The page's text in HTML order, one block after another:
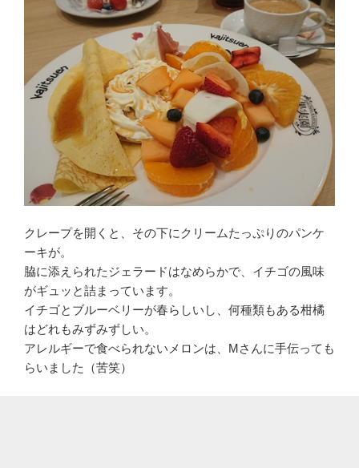
クレープを開くと、その下にクリームたっぷりのパンケ
ーキが。
脇に添えられたジェラードはなめらかで、イチゴの風味
がギュッと詰まっています。
イチゴとブルーベリーが春らしいし、何種類もある柑橘
はどれもみずみずしい。
アレルギーで食べられないメロンは、Mさんに手伝っても
らいました（苦笑）